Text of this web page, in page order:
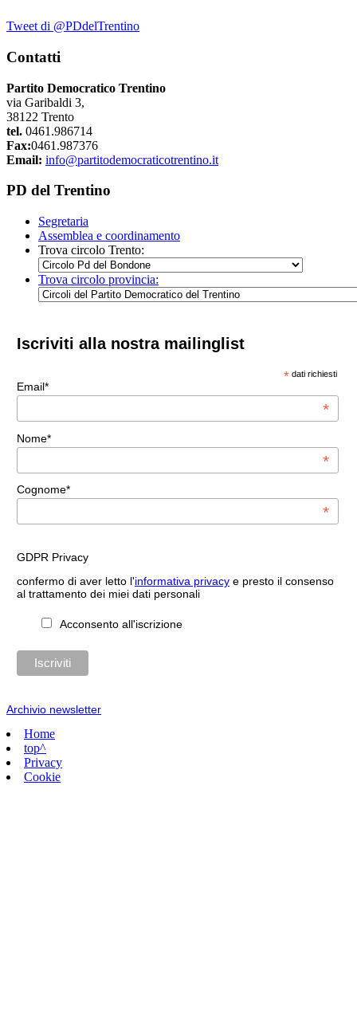
Tweet di @PDdelTrentino
Contatti
Partito Democratico Trentino
via Garibaldi 3,
38122 Trento
tel. 0461.986714
Fax:0461.987376
Email: info@partitodemocraticotrentino.it
PD del Trentino
Segretaria
Assemblea e coordinamento
Trova circolo Trento:
Trova circolo provincia:
Iscriviti alla nostra mailinglist
* dati richiesti
Email*
*
Nome*
*
Cognome*
*
GDPR Privacy
confermo di aver letto l'informativa privacye presto il consenso
al trattamento dei miei dati personali
Acconsento all'iscrizione
Archivio newsletter
Home
top^
Privacy
Cookie